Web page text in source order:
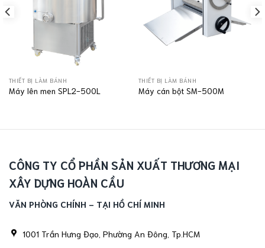
THIẾT BỊ LÀM BÁNH
Máy lên men SPL2-500L
THIẾT BỊ LÀM BÁNH
Máy cán bột SM-500M
CÔNG TY CỔ PHẦN SẢN XUẤT THƯƠNG MẠI
XÂY DỰNG HOÀN CẦU
VĂN PHÒNG CHÍNH - TẠI HỒ CHÍ MINH
1001 Trần Hưng Đạo, Phường An Đông, Tp.HCM